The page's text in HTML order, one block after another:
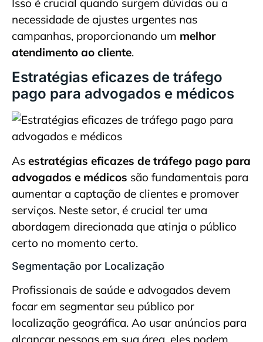
Isso é crucial quando surgem dúvidas ou a
necessidade de ajustes urgentes nas
campanhas, proporcionando um melhor
atendimento ao cliente.
Estratégias eficazes de tráfego
pago para advogados e médicos
As estratégias eficazes de tráfego pago para
advogados e médicos são fundamentais para
aumentar a captação de clientes e promover
serviços. Neste setor, é crucial ter uma
abordagem direcionada que atinja o público
certo no momento certo.
Segmentação por Localização
Profissionais de saúde e advogados devem
focar em segmentar seu público por
localização geográfica. Ao usar anúncios para
alcançar pessoas em sua área, eles podem